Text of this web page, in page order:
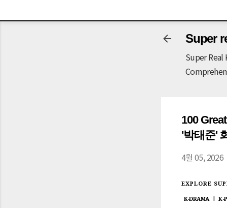
Super
Super
100
'박태준'
4월 05, 2026
EXPLORE
K-DRAMA K-